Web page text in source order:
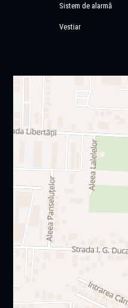
Sistem de alarmă
Vestiar